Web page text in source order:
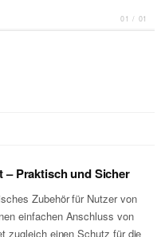
01 / 01
– Praktisch und Sicher
Zubehör für Nutzer von
einfachen Anschluss von
zugleich einen Schutz für die